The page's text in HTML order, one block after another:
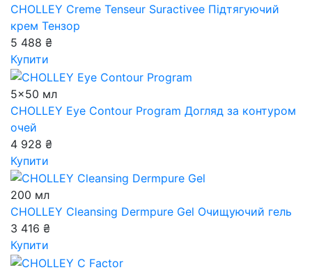
CHOLLEY Creme Tenseur Suractivee Підтягуючий
крем Тензор
5 488 ₴
Купити
5x50 мл
CHOLLEY Eye Contour Program Догляд за контуром
очей
4 928 ₴
Купити
200 мл
CHOLLEY Cleansing Dermpure Gel Очищуючий гель
3 416 ₴
Купити